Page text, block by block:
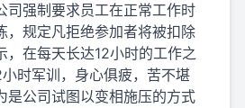
司强制要求员工在正常工作时
，规定凡拒绝参加者将被扣除
，在每天长达12小时的工作之
时军训，身心俱疲，苦不堪
是公司试图以变相施压的方式